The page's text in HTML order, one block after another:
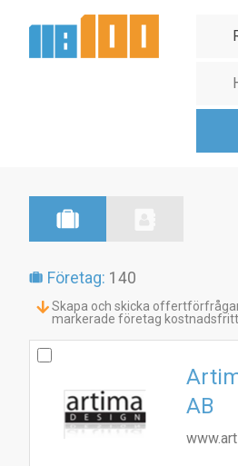
Företag: 140
Skapa och skicka
markerade företag kostnadsfritt
AB